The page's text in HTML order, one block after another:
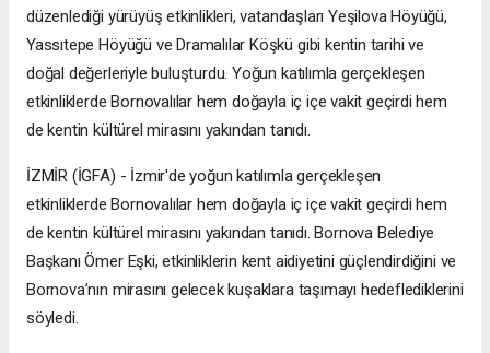
düzenlediği yürüyüş etkinlikleri, vatandaşları Yeşilova Höyüğü,
Yassıtepe Höyüğü ve Dramalılar Köşkü gibi kentin tarihi ve
doğal değerleriyle buluşturdu. Yoğun katılımla gerçekleşen
etkinliklerde Bornovalılar hem doğayla iç içe vakit geçirdi hem
de kentin kültürel mirasını yakından tanıdı.
İZMİR (İGFA) - İzmir'de yoğun katılımla gerçekleşen
etkinliklerde Bornovalılar hem doğayla iç içe vakit geçirdi hem
de kentin kültürel mirasını yakından tanıdı. Bornova Belediye
Başkanı Ömer Eşki, etkinliklerin kent aidiyetini güçlendirdiğini ve
Bornova’nın mirasını gelecek kuşaklara taşımayı hedeflediklerini
söyledi.